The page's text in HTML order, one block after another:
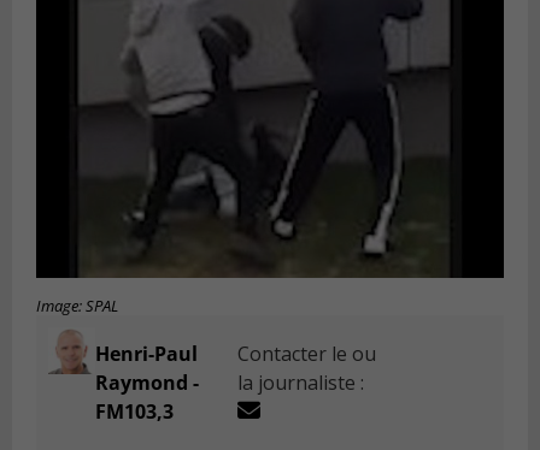
Image: SPAL
Henri-Paul
Raymond -
FM103,3
Contacter le ou
la journaliste :